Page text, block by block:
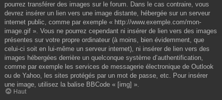
pourrez transférer des images sur le forum. Dans le cas contraire, vous
devrez insérer un lien vers une image distante, hébergée sur un serveur
internet public, comme par exemple « http://www.exemple.com/mon-
image.gif ». Vous ne pourrez cependant ni insérer de lien vers des images
présentes sur votre propre ordinateur (à moins, bien évidemment, que
celui-ci soit en lui-même un serveur internet), ni insérer de lien vers des
images hébergées derrière un quelconque système d’authentification,
comme par exemple les services de messagerie électronique de Outlook
ou de Yahoo, les sites protégés par un mot de passe, etc. Pour insérer
une image, utilisez la balise BBCode « [img] ».
Haut